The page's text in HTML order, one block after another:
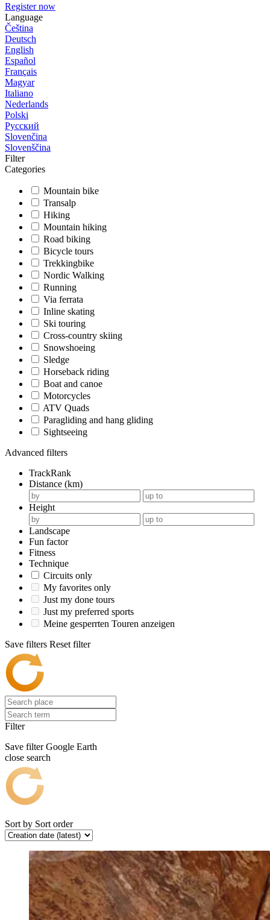
Register now
Language
Čeština
Deutsch
English
Español
Français
Magyar
Italiano
Nederlands
Polski
Русский
Slovenčina
Slovenščina
Filter
Categories
Mountain bike
Transalp
Hiking
Mountain hiking
Road biking
Bicycle tours
Trekkingbike
Nordic Walking
Running
Via ferrata
Inline skating
Ski touring
Cross-country skiing
Snowshoeing
Sledge
Horseback riding
Boat and canoe
Motorcycles
ATV Quads
Paragliding and hang gliding
Sightseeing
Advanced filters
TrackRank
Distance (km)
Height
Landscape
Fun factor
Fitness
Technique
Circuits only
My favorites only
Just my done tours
Just my preferred sports
Meine gesperrten Touren anzeigen
Save filters Reset filter
Filter
Save filter Google Earth
close search
Sort by Sort order